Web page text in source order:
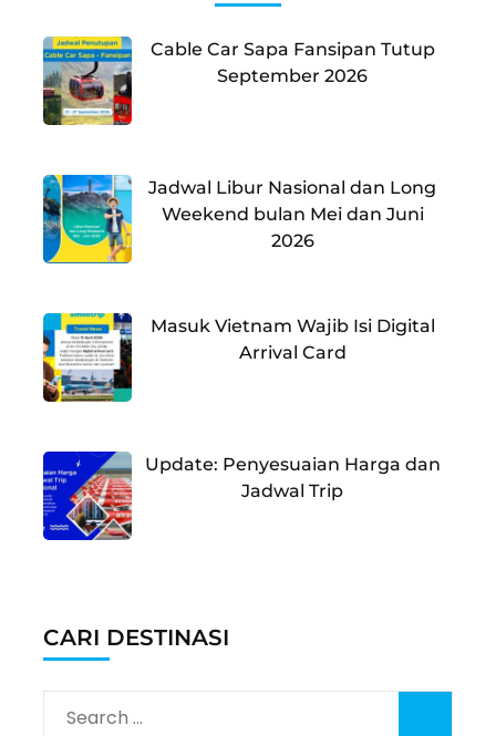
Cable Car Sapa Fansipan Tutup
September 2026
Jadwal Libur Nasional dan Long
Weekend bulan Mei dan Juni
2026
Masuk Vietnam Wajib Isi Digital
Arrival Card
Update: Penyesuaian Harga dan
Jadwal Trip
CARI DESTINASI
Search